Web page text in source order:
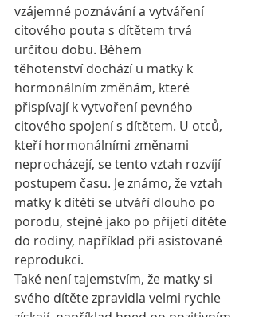
vzájemné poznávání a vytváření
citového pouta s dítětem trvá
určitou dobu. Během
těhotenství dochází u matky k
hormonálním změnám, které
přispívají k vytvoření pevného
citového spojení s dítětem. U otců,
kteří hormonálními změnami
neprocházejí, se tento vztah rozvíjí
postupem času. Je známo, že vztah
matky k dítěti se utváří dlouho po
porodu, stejně jako po přijetí dítěte
do rodiny, například při asistované
reprodukci.
Také není tajemstvím, že matky si
svého dítěte zpravidla velmi rychle